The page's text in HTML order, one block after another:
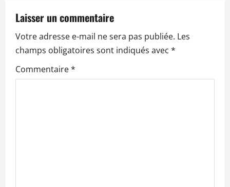
i
o
n
Laisser un commentaire
Votre adresse e-mail ne sera pas publiée. Les
champs obligatoires sont indiqués avec *
Commentaire*